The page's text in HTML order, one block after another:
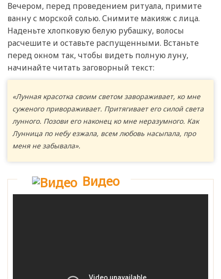
Вечером, перед проведением ритуала, примите
ванну с морской солью. Снимите макияж с лица.
Наденьте хлопковую белую рубашку, волосы
расчешите и оставьте распущенными. Встаньте
перед окном так, чтобы видеть полную луну,
начинайте читать заговорный текст:
«Лунная красотка своим светом завораживает, ко мне
суженого привораживает. Притягивает его силой света
лунного. Позови его наконец ко мне неразумного. Как
Лунница по небу езжала, всем любовь насыпала, про
меня не забывала».
Видео